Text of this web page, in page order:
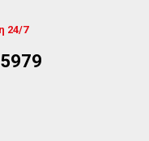
24/7